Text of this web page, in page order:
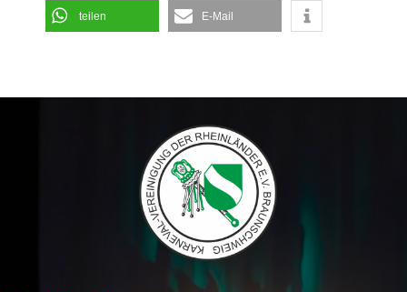
teilen E-Mail